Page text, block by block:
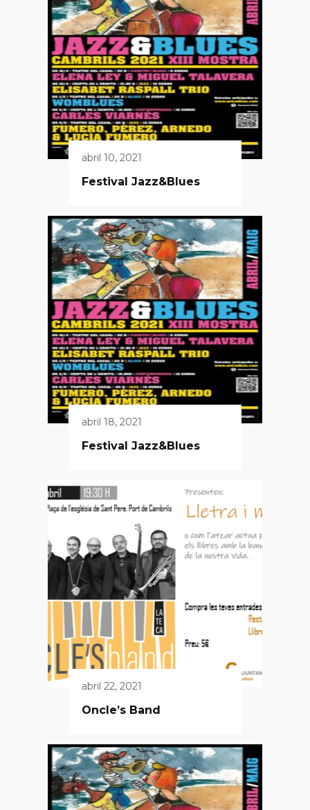
abril 10, 2021
Festival Jazz&Blues
abril 18, 2021
Festival Jazz&Blues
abril 22, 2021
Oncle’s Band